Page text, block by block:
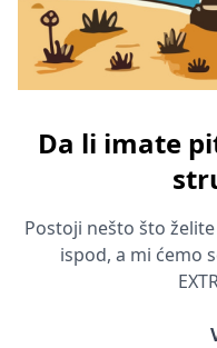
Da li imate
Postoji nešto što
ispod, a mi ćemo